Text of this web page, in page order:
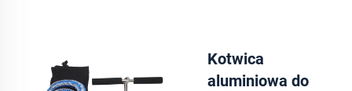
Kotwica
aluminiowa do